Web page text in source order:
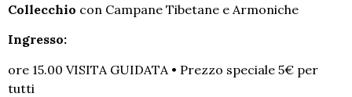
Collecchio con Campane Tibetane e Armoniche
Ingresso:
ore 15.00 VISITA GUIDATA • Prezzo speciale 5€ per
tutti